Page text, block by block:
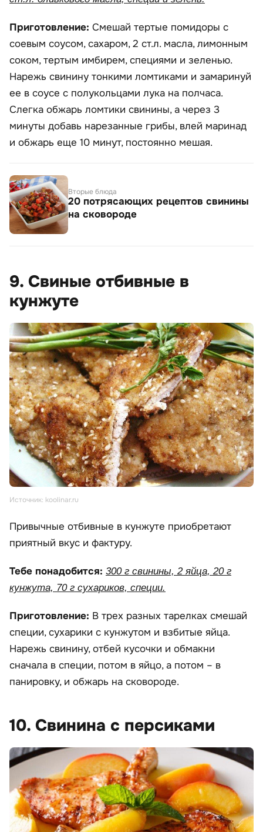
Приготовление: Смешай тертые помидоры с
соевым соусом, сахаром, 2 ст.л. масла, лимонным
соком, тертым имбирем, специями и зеленью.
Нарежь свинину тонкими ломтиками и замаринуй
ее в соусе с полукольцами лука на полчаса.
Слегка обжарь ломтики свинины, а через 3
минуты добавь нарезанные грибы, влей маринад
и обжарь еще 10 минут, постоянно мешая.
Вторые блюда
20 потрясающих рецептов свинины
на сковороде
9. Свиные отбивные в
кунжуте
Источник: koolinar.ru
Привычные отбивные в кунжуте приобретают
приятный вкус и фактуру.
Тебе понадобится: 300 г свинины, 2 яйца, 20 г
кунжута, 70 г сухариков, специи.
Приготовление: В трех разных тарелках смешай
специи, сухарики с кунжутом и взбитые яйца.
Нарежь свинину, отбей кусочки и обмакни
сначала в специи, потом в яйцо, а потом – в
панировку, и обжарь на сковороде.
10. Свинина с персиками